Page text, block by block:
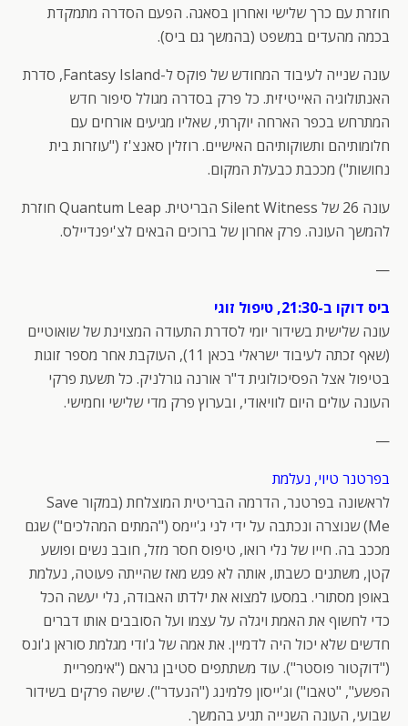
חוזרת עם כרך שלישי ואחרון בסאגה. הפעם הסדרה מתמקדת
בכמה מהעדים במשפט (בהמשך גם ביס).
עונה שנייה לעיבוד המחודש של פוקס ל-Fantasy Island, סדרת
האנתולוגיה האייטיזית. כל פרק בסדרה מגולל סיפור חדש
המתרחש בכפר הארחה יוקרתי, שאליו מגיעים אורחים עם
חלומותיהם ותשוקותיהם האישיים. רוזלין סאנצ'ז ("עוזרות בית
נחושות") מככבת כבעלת המקום.
עונה 26 של Silent Witness הבריטית. Quantum Leap חוזרת
להמשך העונה. פרק אחרון של ברוכים הבאים לצ'יפנדיילס.
—
ביס דוקו ב-21:30, טיפול זוגי
עונה שלישית בשידור יומי לסדרת התעודה המצוינת של שואוטיים
(שאף זכתה לעיבוד ישראלי בכאן 11), העוקבת אחר מספר זוגות
בטיפול אצל הפסיכולוגית ד"ר אורנה גורלניק. כל תשעת פרקי
העונה עולים היום לוויאודי, ובערוץ פרק מדי שלישי וחמישי.
—
בפרטנר טיוי, נעלמת
לראשונה בפרטנר, הדרמה הבריטית המוצלחת (במקור Save
Me) שנוצרה ונכתבה על ידי לני ג'יימס ("המתים המהלכים") שגם
מככב בה. חייו של נלי רואו, טיפוס חסר מזל, חובב נשים ופושע
קטן, משתנים כשבתו, אותה לא פגש מאז שהייתה פעוטה, נעלמת
באופן מסתורי. במסעו למצוא את ילדתו האבודה, נלי יעשה הכל
כדי לחשוף את האמת ויגלה על עצמו ועל הסובבים אותו דברים
חדשים שלא יכול היה לדמיין. את אמה של ג'ודי מגלמת סוראן ג'ונס
("דוקטור פוסטר"). עוד משתתפים סטיבן גראם ("אימפריית
הפשע", "טאבו") וג'ייסון פלמינג ("הנעדר"). שישה פרקים בשידור
שבועי, העונה השנייה תגיע בהמשך.